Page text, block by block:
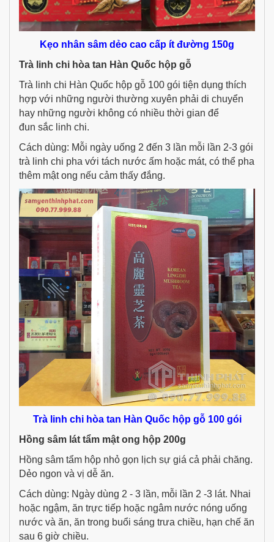
Kẹo nhân sâm dẻo cao cấp ít đường 150g
Trà linh chi hòa tan Hàn Quốc hộp gỗ
Trà linh chi Hàn Quốc hộp gỗ 100 gói tiện dụng thích
hợp với những người thường xuyên phải di chuyển
hay những người không có nhiều thời gian để
đun sắc linh chi.
Cách dùng: Mỗi ngày uống 2 đến 3 lần mỗi lần 2-3 gói
trà linh chi pha với tách nước ấm hoặc mát, có thể pha
thêm mật ong nếu cảm thấy đắng.
Trà linh chi hòa tan Hàn Quốc hộp gỗ 100 gói
Hồng sâm lát tẩm mật ong hộp 200g
Hồng sâm tẩm hộp nhỏ gọn lịch sự giá cả phải chăng.
Dẻo ngon và vị dễ ăn.
Cách dùng: Ngày dùng 2 - 3 lần, mỗi lần 2 -3 lát. Nhai
hoặc ngậm, ăn trực tiếp hoặc ngâm nước nóng uống
nước và ăn, ăn trong buổi sáng trưa chiều, hạn chế ăn
sau 6 giờ chiều.